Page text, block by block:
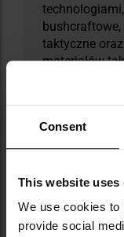
Consent
This website uses
We use cookies to
provide social
taktyczne
materiałów
Micarta czy
innymi Oso
rękojeścią z
noży w
uznaniem